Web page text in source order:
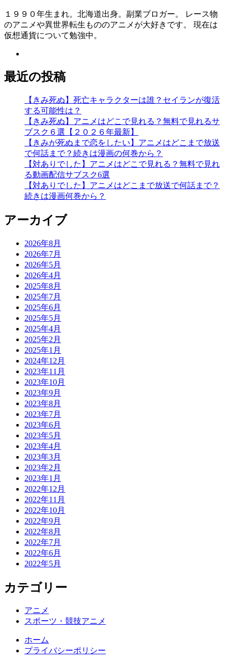
１９９０年生まれ。北海道出身。副業ブロガー。 レース物
のアニメや異世界転生もののアニメが大好きです。 現在は
仮想通貨について勉強中。
最近の投稿
【きみ死ぬ】死亡キャラクターは誰？セイランが復活
する可能性は？
【きみ死ぬ】アニメはどこで見れる？無料で見れるサ
ブスク６選【２０２６年最新】
【きみが死ぬまで恋をしたい】アニメはどこまで放送
で何話まで？続きは漫画の何巻から？
【対ありでした】アニメはどこで見れる？無料で見れ
る動画配信サブスク6選
【対ありでした】アニメはどこまで放送で何話まで？
続きは漫画何巻から？
アーカイブ
2026年8月
2026年7月
2026年5月
2026年4月
2025年8月
2025年7月
2025年6月
2025年5月
2025年4月
2025年2月
2025年1月
2024年12月
2023年11月
2023年10月
2023年9月
2023年8月
2023年7月
2023年6月
2023年5月
2023年4月
2023年3月
2023年2月
2023年1月
2022年12月
2022年11月
2022年10月
2022年9月
2022年8月
2022年7月
2022年6月
2022年5月
カテゴリー
アニメ
スポーツ・競技アニメ
ホーム
プライバシーポリシー